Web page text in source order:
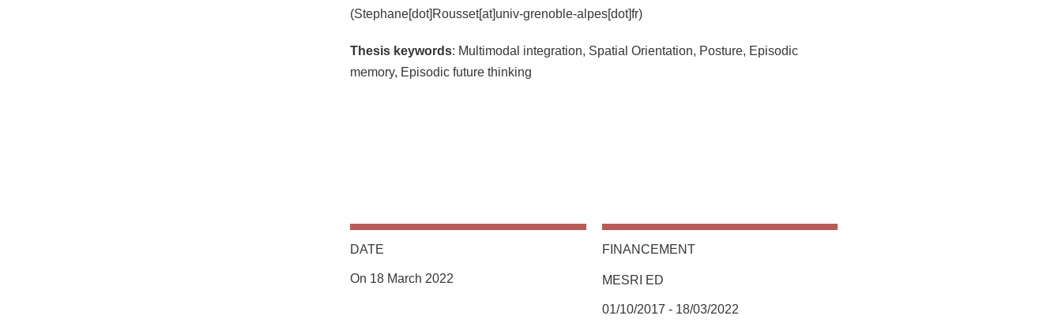
(Stephane[dot]Rousset[at]univ-grenoble-alpes[dot]fr)
Thesis keywords: Multimodal integration, Spatial Orientation, Posture, Episodic
memory, Episodic future thinking
DATE
On 18 March 2022
FINANCEMENT
MESRI ED
01/10/2017 - 18/03/2022